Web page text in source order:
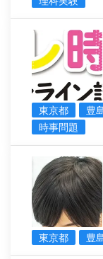
東京都 豊
時事問題
東京都 豊